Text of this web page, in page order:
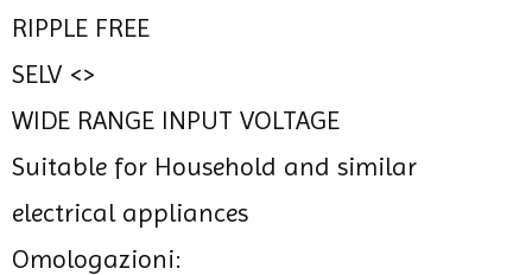
RIPPLE FREE
SELV <>
WIDE RANGE INPUT VOLTAGE
Suitable for Household and similar
electrical appliances
Omologazioni: